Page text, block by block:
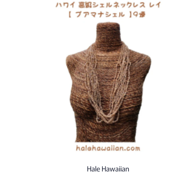
関連性が最も高い
ベストセラー
アルファベット順, A-Z
アルファベット順, Z-A
価格の安い順
価格の高い順
古い商品順
新着順
Hale Hawaiian